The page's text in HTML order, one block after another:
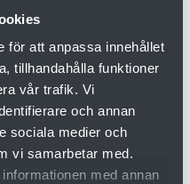
för att anpassa innehållet
tillhandahålla funktioner
vår trafik. Vi
och annan
sociala medier och
vi samarbetar med.
med annan
more?